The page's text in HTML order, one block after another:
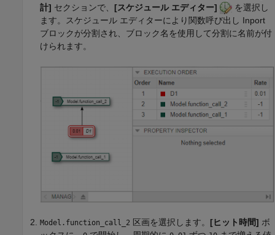
計] セクションで、 [スケジュール エディター]
を選択し
ます。スケジュール エディターにより関数呼び出し Inport
ブロックが分割され、ブロック名を使用して分割に名前が付
けられます。
Model.function_call_2 区画を選択します。 [ヒット時間] ボ